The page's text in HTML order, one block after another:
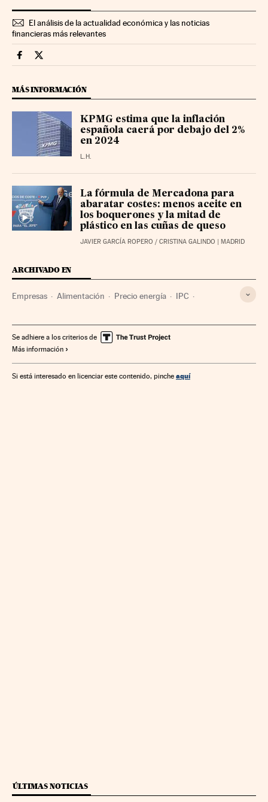
El análisis de la actualidad económica y las noticias
financieras más relevantes
Companias Cinco Días en Facebook
Companias Cinco Días en Twitter
MÁS INFORMACIÓN
KPMG estima que la inflación
española caerá por debajo del 2%
en 2024
L.H.
La fórmula de Mercadona para
abaratar costes: menos aceite en
los boquerones y la mitad de
plástico en las cuñas de queso
JAVIER GARCÍA ROPERO / CRISTINA GALINDO | MADRID
ARCHIVADO EN
Empresas Alimentación Precio energía IPC
Se adhiere a los criterios de
Más información
Si está interesado en licenciar este contenido, pinche aquí
ÚLTIMAS NOTICIAS